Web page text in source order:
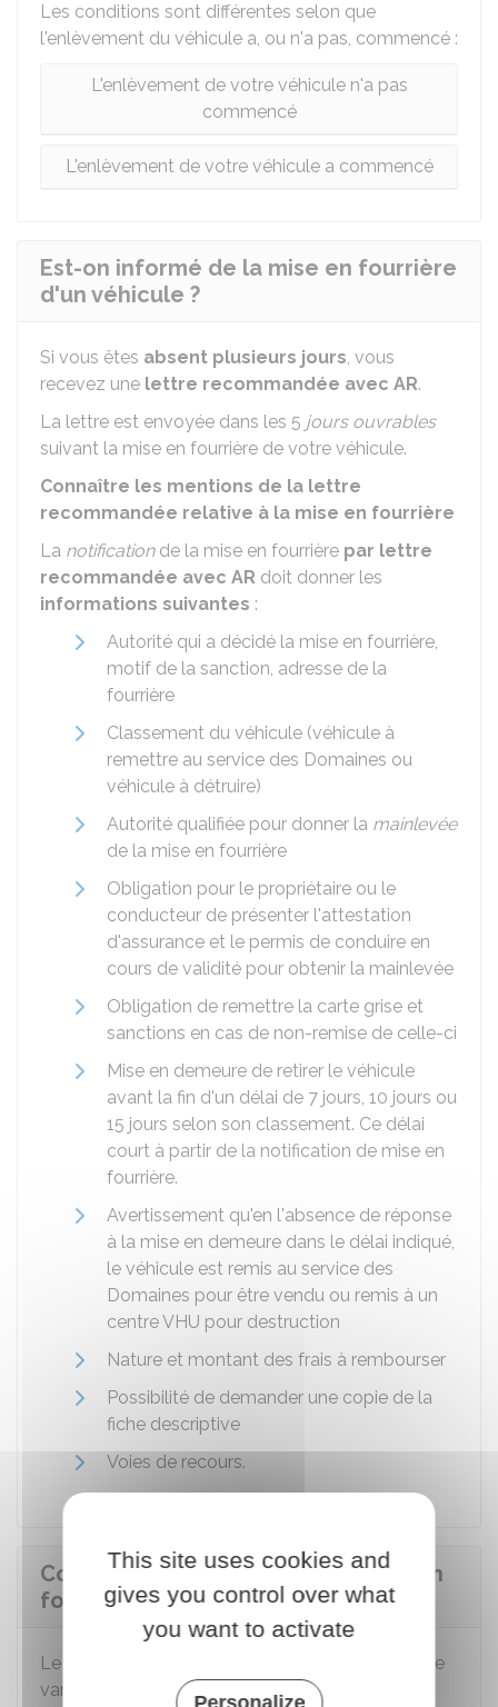
Les conditions sont différentes selon que
l'enlèvement du véhicule a, ou n'a pas, commencé :
L'enlèvement de votre véhicule n'a pas
commencé
L'enlèvement de votre véhicule a commencé
Est-on informé de la mise en fourrière
d'un véhicule ?
Si vous êtes absent plusieurs jours, vous
recevez une lettre recommandée avec AR.
La lettre est envoyée dans les 5 jours ouvrables
suivant la mise en fourrière de votre véhicule.
Connaître les mentions de la lettre
recommandée relative à la mise en fourrière
La notificationde la mise en fourrière par lettre
recommandée avec AR doit donner les
informations suivantes :
Autorité qui a décidé la mise en fourrière,
motif de la sanction, adresse de la
fourrière
Classement du véhicule (véhicule à
remettre au service des Domaines ou
véhicule à détruire)
Autorité qualifiée pour donner la mainlevée
de la mise en fourrière
Obligation pour le propriétaire ou le
conducteur de présenter l'attestation
d'assurance et le permis de conduire en
cours de validité pour obtenir la mainlevée
Obligation de remettre la carte grise et
sanctions en cas de non-remise de celle-ci
Mise en demeure de retirer le véhicule
avant la fin d'un délai de 7 jours, 10 jours ou
15 jours selon son classement. Ce délai
court à partir de la notification de mise en
fourrière.
Avertissement qu'en l'absence de réponse
à la mise en demeure dans le délai indiqué,
le véhicule est remis au service des
Domaines pour être vendu ou remis à un
centreVHU pour destruction
Nature et montant des frais à rembourser
Possibilité de demander une copie de la
fiche descriptive
Voies de recours.
Comment savoir si un véhicule est en
fourrière ?
Le service en ligne pour rechercher votre véhicule
varie selon qu'il a été mis dans une fourrière de
This site uses cookies and
gives you control over what
you want to activate
Personalize